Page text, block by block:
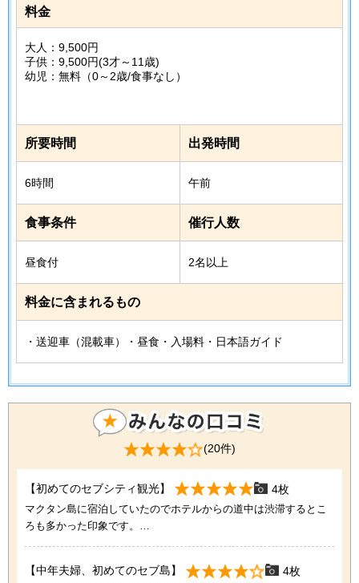
料金
大人：9,500円
子供：9,500円(3才～11歳)
幼児：無料（0～2歳/食事なし）
所要時間
6時間
出発時間
午前
食事条件
昼食付
催行人数
2名以上
料金に含まれるもの
・送迎車（混載車）・昼食・入場料・日本語ガイド
(20件)
【初めてのセブシティ観光】 4枚
マクタン島に宿泊していたのでホテルからの道中は渋滞するとこ
ろも多かった印象です。
車での移動で高確率で渋滞にはまるそうですが、ガイドさんが時
【中年夫婦、初めてのセブ島】 4枚